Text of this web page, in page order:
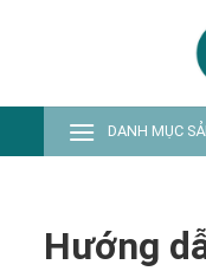
DANH MỤC
Hướng